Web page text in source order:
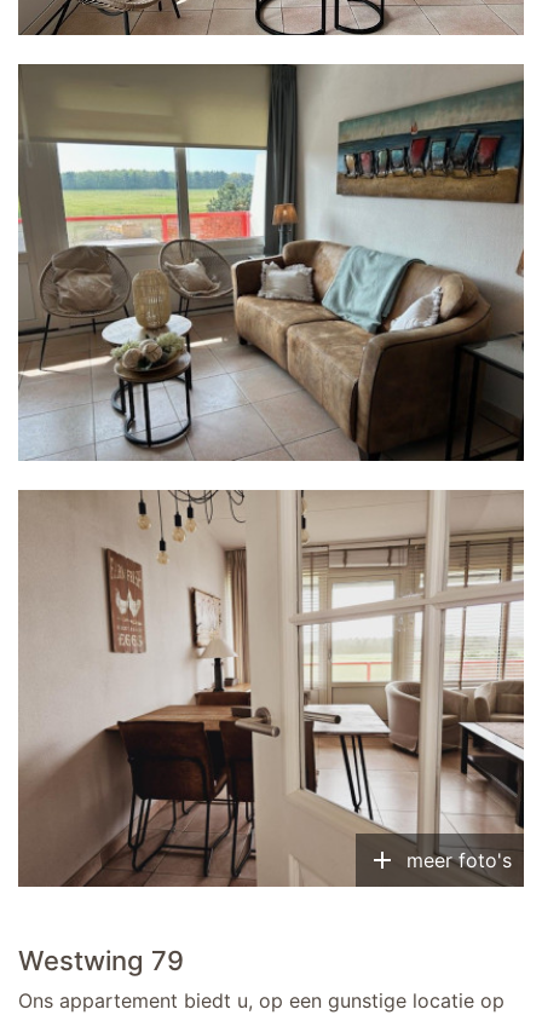
add meer foto's
Westwing 79
Ons appartement biedt u, op een gunstige locatie op